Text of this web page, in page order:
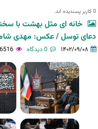
0 کاربر پسندیده اند.‎
خانه ای مثل بهشت با
دعای توسل / عکس: مهدی
۱۴۰۲/۰۹/۰۸ 0 دیدگاه 6516 مشاهده